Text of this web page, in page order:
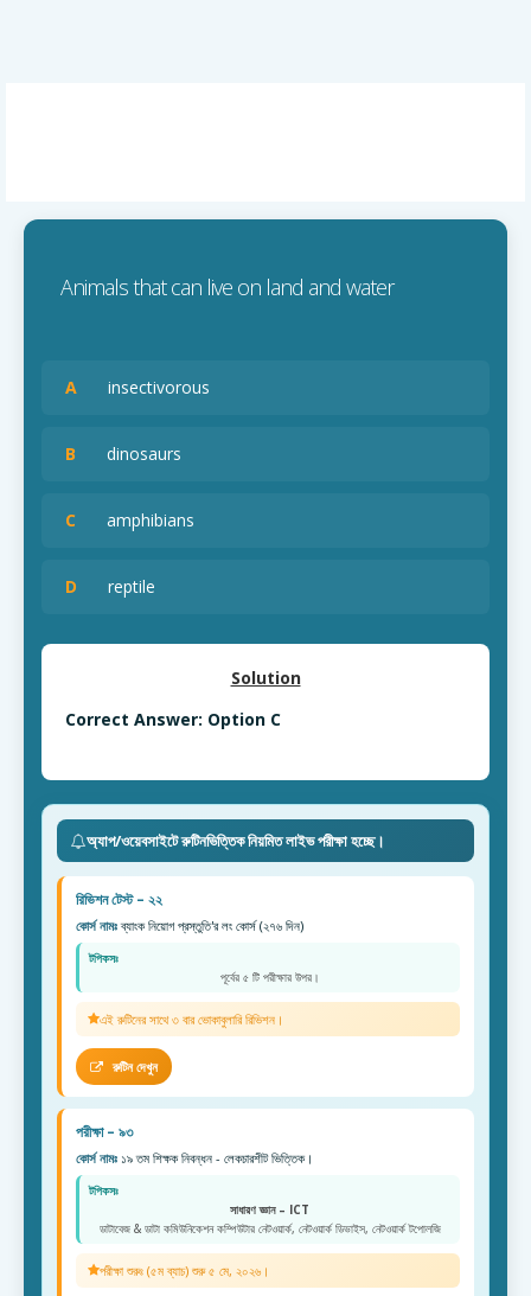
Animals that can live on land and water
A insectivorous
B dinosaurs
C amphibians
D reptile
Solution
Correct Answer: Option C
অ্যাপ/ওয়েবসাইটে রুটিনভিত্তিক নিয়মিত লাইভ পরীক্ষা হচ্ছে।
রিভিশন টেস্ট – ২২
কোর্স নামঃব্যাংক নিয়োগ প্রস্তুতি'র লং কোর্স (২৭৬ দিন)
টপিকসঃ
পূর্বের ৫ টি পরীক্ষার উপর।
এই রুটিনের সাথে ৩ বার ভোকাবুলারি রিভিশন।
রুটিন দেখুন
পরীক্ষা – ৯৩
কোর্স নামঃ ১৯ তম শিক্ষক নিবন্ধন - লেকচারশীট ভিত্তিক।
টপিকসঃ
সাধারণ জ্ঞান – ICT
ডাটাবেজ & ডাটা কমিউনিকেশন কম্পিউটার নেটওয়ার্ক, নেটওয়ার্ক ডিভাইস, নেটওয়ার্ক টপোলজি
পরীক্ষা শুরুঃ (৫ম ব্যাচ) শুরু ৫ মে, ২০২৬।